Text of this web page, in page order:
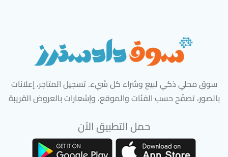
سوق محلي ذكي لبيع وشراء كل شيء. تسجيل المتاجر، إعلانات
بالصور، تصفّح حسب الفئات والموقع، وإشعارات بالعروض القريبة
حمل التطبيق الآن